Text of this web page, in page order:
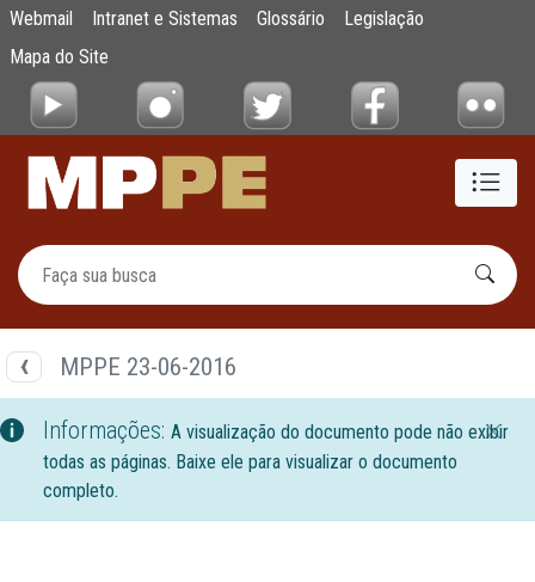
Pular para o Conteúdo principal
Documentos
Webmail Intranet e Sistemas Glossário
Legislação
Mapa do Site
MPPE 23-06-2016
Informações: A visualização do documento pode não exibir
todas as páginas. Baixe ele para visualizar o documento
completo.